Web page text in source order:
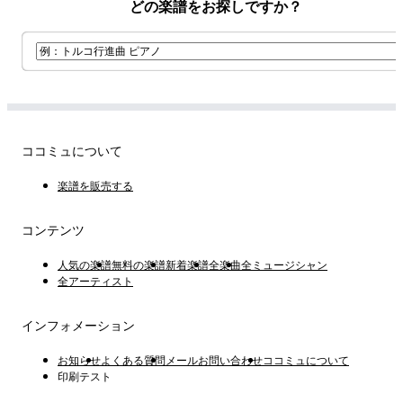
どの楽譜をお探しですか？
ココミュについて
楽譜を販売する
コンテンツ
人気の楽譜無料の楽譜新着楽譜全楽曲全ミュージシャン
全アーティスト
インフォメーション
お知らせよくある質問 メールお問い合わせココミュについて
印刷テスト